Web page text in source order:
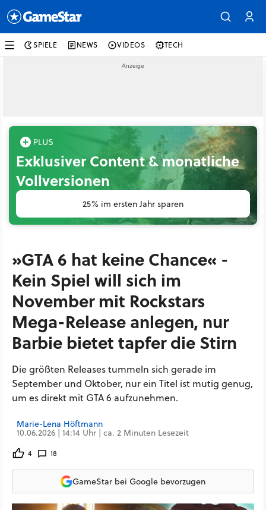
SPIELE NEWS VIDEOS TECH
Exklusiver Content & monatliche
Vollversionen
25% im ersten Jahr sparen
»GTA 6 hat keine Chance« -
Kein Spiel will sich im
November mit Rockstars
Mega-Release anlegen, nur
Barbie bietet tapfer die Stirn
Die größten Releases tummeln sich gerade im
September und Oktober, nur ein Titel ist mutig genug,
um es direkt mit GTA 6 aufzunehmen.
Marie-Lena Höftmann
10.06.2026 | 14:14 Uhr | ca. 2 Minuten Lesezeit
4 18
GameStar bei Google bevorzugen